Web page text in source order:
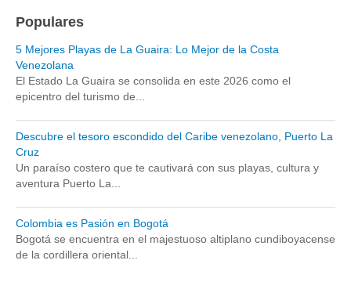
Populares
5 Mejores Playas de La Guaira: Lo Mejor de la Costa
Venezolana
El Estado La Guaira se consolida en este 2026 como el
epicentro del turismo de...
Descubre el tesoro escondido del Caribe venezolano, Puerto La
Cruz
Un paraíso costero que te cautivará con sus playas, cultura y
aventura Puerto La...
Colombia es Pasión en Bogotá
Bogotá se encuentra en el majestuoso altiplano cundiboyacense
de la cordillera oriental...